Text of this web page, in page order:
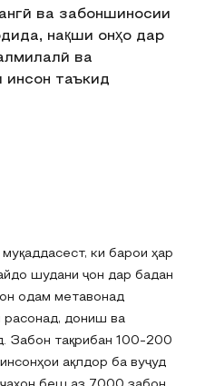
ва забоншиносии
нақши онҳо дар
ва
инсон таъкид
ки барои ҳар
шудани ҷон дар бадан
одам метавонад
расонад, дониш ва
Забон тақрибан 100-200
ақлдор ба вуҷуд